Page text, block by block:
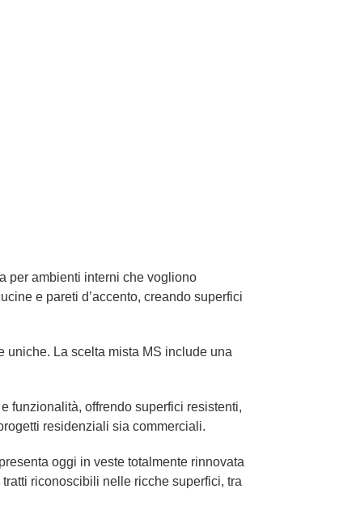
per ambienti interni che vogliono
e pareti d’accento, creando superfici
uniche. La scelta mista MS include una
funzionalità, offrendo superfici resistenti,
residenziali sia commerciali.
oggi in veste totalmente rinnovata
riconoscibili nelle ricche superfici, tra